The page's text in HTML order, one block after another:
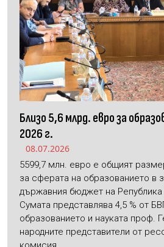
Близо 5,6 млрд. евро за
2026 г.
08.07.2026
5599,7 млн. евро е общият
за сферата на образованието в
държавния бюджет на Република
Сумата представлява 4,5 % от
образованието и науката проф.
народните представители от